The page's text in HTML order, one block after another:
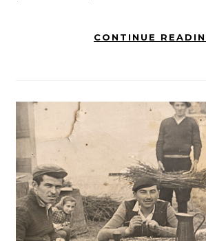
CONTINUE